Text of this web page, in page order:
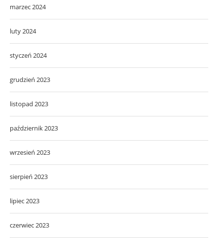
marzec 2024
luty 2024
styczeń 2024
grudzień 2023
listopad 2023
październik 2023
wrzesień 2023
sierpień 2023
lipiec 2023
czerwiec 2023